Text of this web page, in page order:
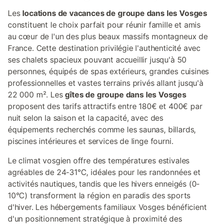
Les locations de vacances de groupe dans les Vosges
constituent le choix parfait pour réunir famille et amis
au cœur de l'un des plus beaux massifs montagneux de
France. Cette destination privilégie l'authenticité avec
ses chalets spacieux pouvant accueillir jusqu'à 50
personnes, équipés de spas extérieurs, grandes cuisines
professionnelles et vastes terrains privés allant jusqu'à
22 000 m². Lesgîtes de groupe dans les Vosges
proposent des tarifs attractifs entre 180€ et 400€ par
nuit selon la saison et la capacité, avec des
équipements recherchés comme les saunas, billards,
piscines intérieures et services de linge fourni.
Le climat vosgien offre des températures estivales
agréables de 24-31°C, idéales pour les randonnées et
activités nautiques, tandis que les hivers enneigés (0-
10°C) transforment la région en paradis des sports
d'hiver. Les hébergements familiaux Vosges bénéficient
d'un positionnement stratégique à proximité des